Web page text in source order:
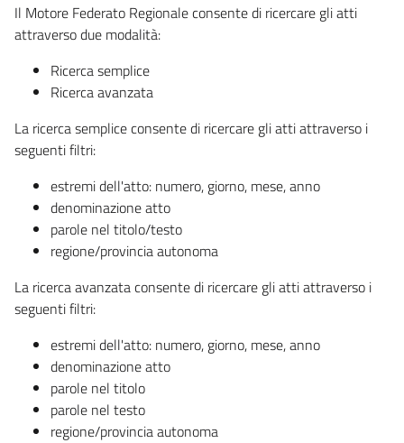
Il Motore Federato Regionale consente di ricercare gli atti
attraverso due modalità:
Ricerca semplice
Ricerca avanzata
La ricerca semplice consente di ricercare gli atti attraverso i
seguenti filtri:
estremi dell'atto: numero, giorno, mese, anno
denominazione atto
parole nel titolo/testo
regione/provincia autonoma
La ricerca avanzata consente di ricercare gli atti attraverso i
seguenti filtri:
estremi dell'atto: numero, giorno, mese, anno
denominazione atto
parole nel titolo
parole nel testo
regione/provincia autonoma